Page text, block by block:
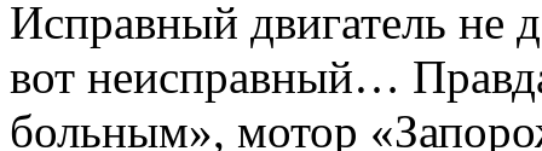
Исправный двигатель не
вот неисправный…
больным», мотор